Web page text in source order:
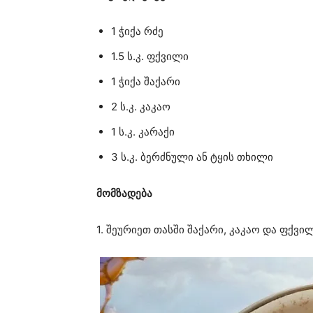
1 ჭიქა რძე
1.5 ს.კ. ფქვილი
1 ჭიქა შაქარი
2 ს.კ. კაკაო
1 ს.კ. კარაქი
3 ს.კ. ბერძნული ან ტყის თხილი
მომზადება
1. შეურიეთ თასში შაქარი, კაკაო და